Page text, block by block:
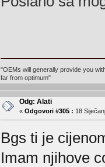
"OEMs will generally provide you
far from optimum"
Odg: Alati
« Odgovori #305 : 18
Bgs ti je
Imam njihove